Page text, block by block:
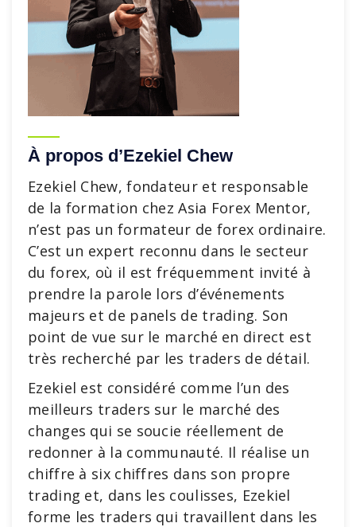
À propos d’Ezekiel Chew
Ezekiel Chew, fondateur et responsable
de la formation chez Asia Forex Mentor,
n’est pas un formateur de forex ordinaire.
C’est un expert reconnu dans le secteur
du forex, où il est fréquemment invité à
prendre la parole lors d’événements
majeurs et de panels de trading. Son
point de vue sur le marché en direct est
très recherché par les traders de détail.
Ezekiel est considéré comme l’un des
meilleurs traders sur le marché des
changes qui se soucie réellement de
redonner à la communauté. Il réalise un
chiffre à six chiffres dans son propre
trading et, dans les coulisses, Ezekiel
forme les traders qui travaillent dans les